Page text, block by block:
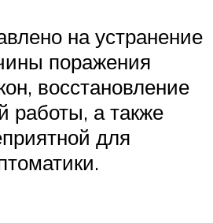
на устранение
поражения
восстановление
работы, а также
для